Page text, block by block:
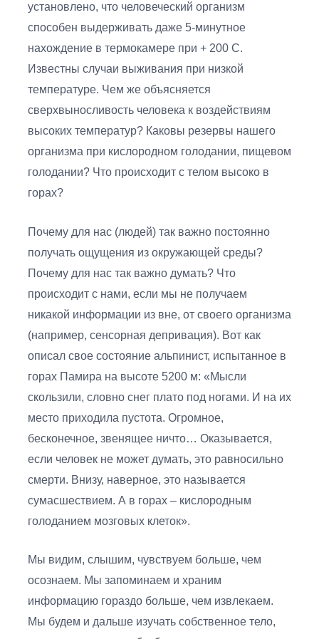
установлено, что человеческий организм
способен выдерживать даже 5-минутное
нахождение в термокамере при + 200 С.
Известны случаи выживания при низкой
температуре. Чем же объясняется
сверхвыносливость человека к воздействиям
высоких температур? Каковы резервы нашего
организма при кислородном голодании, пищевом
голодании? Что происходит с телом высоко в
горах?
Почему для нас (людей) так важно постоянно
получать ощущения из окружающей среды?
Почему для нас так важно думать? Что
происходит с нами, если мы не получаем
никакой информации из вне, от своего организма
(например, сенсорная депривация). Вот как
описал свое состояние альпинист, испытанное в
горах Памира на высоте 5200 м: «Мысли
скользили, словно снег плато под ногами. И на их
место приходила пустота. Огромное,
бесконечное, звенящее ничто… Оказывается,
если человек не может думать, это равносильно
смерти. Внизу, наверное, это называется
сумасшествием. А в горах – кислородным
голоданием мозговых клеток».
Мы видим, слышим, чувствуем больше, чем
осознаем. Мы запоминаем и храним
информацию гораздо больше, чем извлекаем.
Мы будем и дальше изучать собственное тело,